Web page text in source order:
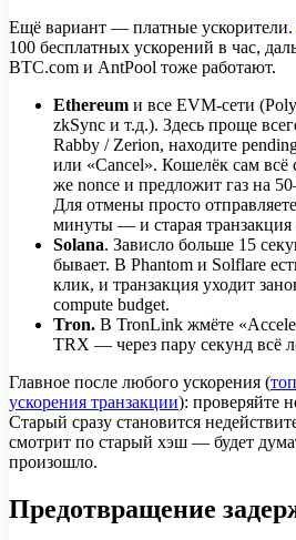
Ещё вариант — платные ускорители.
100 бесплатных ускорений в час,
BTC.com и AntPool тоже работают.
Ethereum и все EVM-сети
zkSync и т.д.). Здесь проще
Rabby / Zerion, находите
или «Cancel». Кошелёк сам всё
же nonce и предложит газ на
Для отмены просто
минуты — и старая транзакция
Solana. Зависло больше 15
бывает. В Phantom и Solflare
клик, и транзакция уходит
compute budget.
Tron. В TronLink жмёте
TRX — через пару секунд всё
Главное после любого ускорения (
ускорения транзакции): проверяйте
Старый сразу становится
смотрит по старый хэш — будет
произошло.
Предотвращение